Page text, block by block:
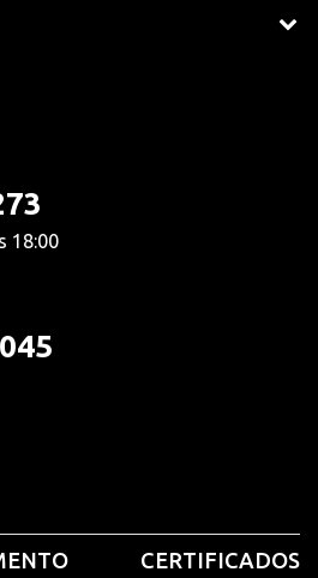
18:00
CERTIFICADOS